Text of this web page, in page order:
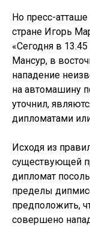
Но пресс-атташе
стране Игорь
«Сегодня в
Мансур, в
нападение
на автомашину
уточнил,
дипломатами
Исходя из
существующей
дипломат
пределы
предположить,
совершено